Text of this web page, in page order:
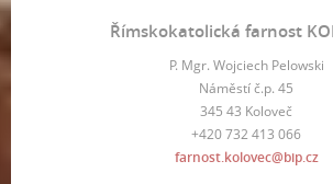
Římskokatolická farnost
P. Mgr. Wojciech Pelowski
Náměstí č.p. 45
345 43 Koloveč
+420 732 413 066
farnost.kolovec@bip.cz